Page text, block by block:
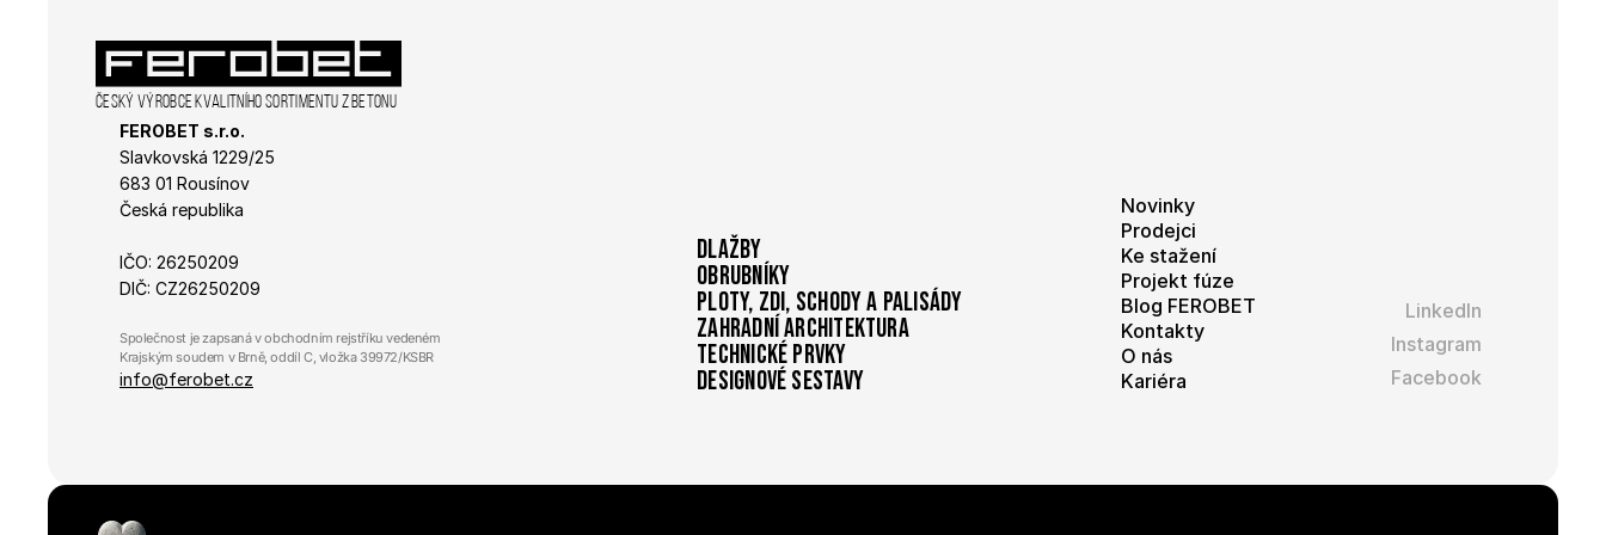
Český výrobce kvalitního sortimentu z betonu
FEROBET s.r.o.
Slavkovská 1229/25
683 01 Rousínov
Česká republika
IČO: 26250209
DIČ: CZ26250209
Společnost je zapsaná v obchodním rejstříku vedeném
Krajským soudem v Brně, oddíl C, vložka 39972/KSBR
info@ferobet.cz
Dlažby
Obrubníky
Ploty, zdi, schody a palisády
Zahradní architektura
Technické prvky
Designové sestavy
Novinky
Prodejci
Ke stažení
Projekt fúze
Blog FEROBET
Kontakty
O nás
Kariéra
LinkedIn
Instagram
Facebook